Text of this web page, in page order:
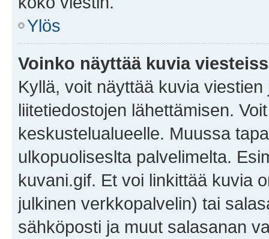
Ylös
Voinko näyttää kuvia
Kyllä, voit näyttää kuvia
liitetiedostojen lähettämisen.
keskustelualueelle. Muussa
ulkopuoliseslta palvelimelta.
kuvani.gif. Et voi linkittää kuvia
julkinen verkkopalvelin) tai
sähköposti ja muut salasanan